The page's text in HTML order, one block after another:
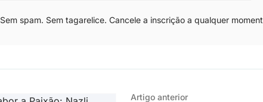
Sem spam. Sem tagarelice. Cancele a inscrição a qualquer
Artigo anterior